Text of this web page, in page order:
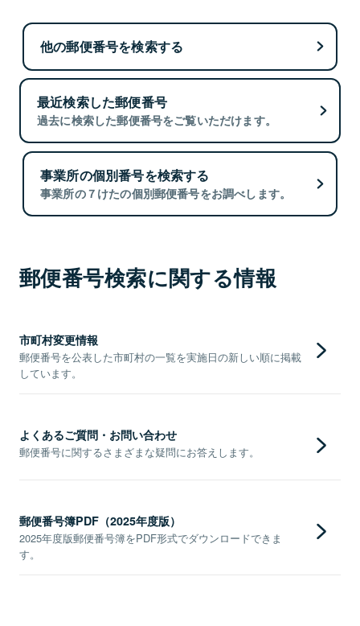
他の郵便番号を検索する
最近検索した郵便番号
過去に検索した郵便番号をご覧いただけます。
事業所の個別番号を検索する
事業所の７けたの個別郵便番号をお調べします。
郵便番号検索に関する情報
市町村変更情報
郵便番号を公表した市町村の一覧を実施日の新しい順に掲載
しています。
よくあるご質問・お問い合わせ
郵便番号に関するさまざまな疑問にお答えします。
郵便番号簿PDF（2025年度版）
2025年度版郵便番号簿をPDF形式でダウンロードできま
す。